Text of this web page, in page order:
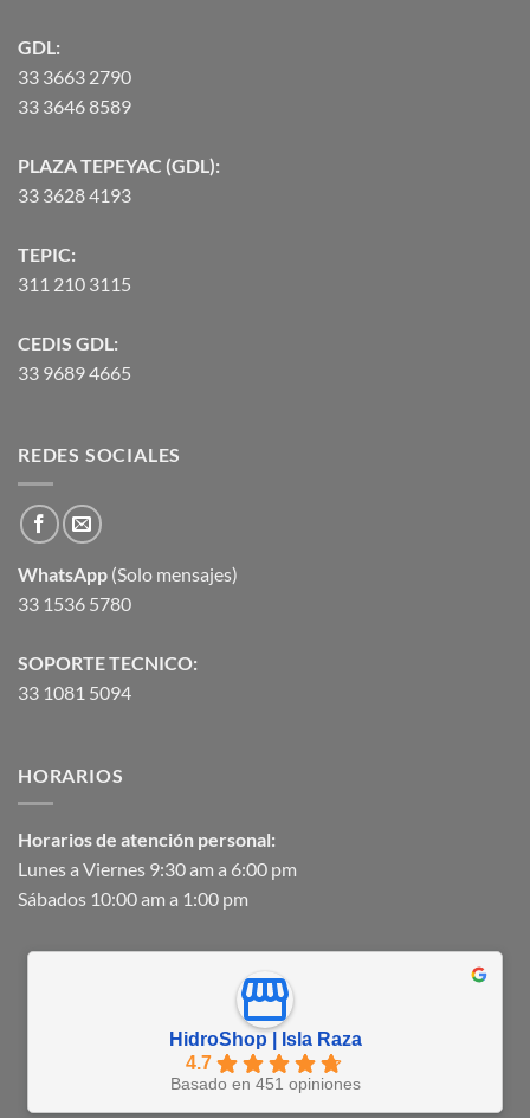
GDL:
33 3663 2790
33 3646 8589
PLAZA TEPEYAC (GDL):
33 3628 4193
TEPIC:
311 210 3115
CEDIS GDL:
33 9689 4665
REDES SOCIALES
WhatsApp (Solo mensajes)
33 1536 5780
SOPORTE TECNICO:
33 1081 5094
HORARIOS
Horarios de atención personal:
Lunes a Viernes 9:30 am a 6:00 pm
Sábados 10:00 am a 1:00 pm
HidroShop | Isla Raza
4.7
Basado en 451 opiniones